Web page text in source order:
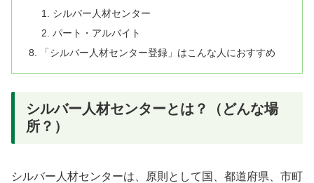
シルバー人材センター
パート・アルバイト
「シルバー人材センター登録」はこんな人におすすめ
シルバー人材センターとは？（どんな場
所？）
シルバー人材センターは、原則として国、都道府県、市町